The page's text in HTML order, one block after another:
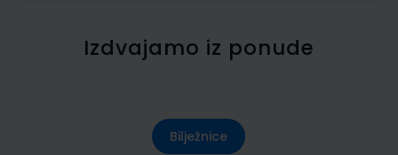
Izdvajamo iz ponude
Bilježnice